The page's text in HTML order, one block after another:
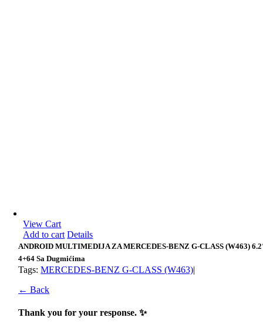
View Cart
Add to cart Details
ANDROID MULTIMEDIJA ZA MERCEDES-BENZ G-CLASS (W463)
4+64 Sa Dugmićima
Tags:MERCEDES-BENZ G-CLASS (W463)|
← Back
Thank you for your response. ✨